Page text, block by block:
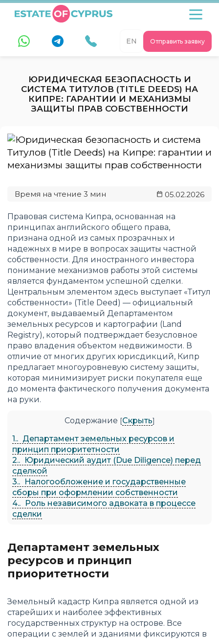
Отправить заявку
EN
ЮРИДИЧЕСКАЯ БЕЗОПАСНОСТЬ И
СИСТЕМА ТИТУЛОВ (TITLE DEEDS) НА
КИПРЕ: ГАРАНТИИ И МЕХАНИЗМЫ
ЗАЩИТЫ ПРАВ СОБСТВЕННОСТИ
05.02.2026
Правовая система Кипра, основанная на
принципах английского общего права,
признана одной из самых прозрачных и
надежных в мире в вопросах защиты частной
собственности. Для иностранного инвестора
понимание механизмов работы этой системы
является фундаментом успешной сделки.
Центральным элементом здесь выступает «Титул
собственности» (Title Deed) — официальный
документ, выдаваемый Департаментом
земельных ресурсов и картографии (Land
Registry), который подтверждает безусловное
право владения объектом недвижимости. В
отличие от многих других юрисдикций, Кипр
предлагает многоуровневую систему защиты,
которая минимизирует риски покупателя еще
до момента фактического получения документа
на руки.
Содержание [Скрыть]
1.
Департамент земельных ресурсов и
принцип приоритетности
2.
Юридический аудит (Due Diligence) перед
сделкой
3.
Налогообложение и государственные
сборы при оформлении собственности
4.
Роль независимого адвоката в процессе
сделки
Департамент земельных
ресурсов и принцип
приоритетности
Земельный кадастр Кипра является одной из
старейших и наиболее эффективных
государственных структур на острове. Все
операции с землей и зданиями фиксируются в